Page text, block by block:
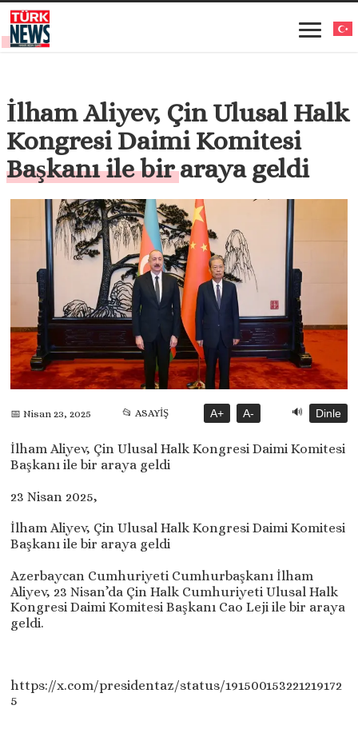
İlham Aliyev, Çin Ulusal Halk
Kongresi Daimi Komitesi
Başkanı ile bir araya geldi
📅 Nisan 23, 2025 📂 ASAYİŞ A+ A- 🔊 Dinle
İlham Aliyev, Çin Ulusal Halk Kongresi Daimi Komitesi
Başkanı ile bir araya geldi
23 Nisan 2025,
İlham Aliyev, Çin Ulusal Halk Kongresi Daimi Komitesi
Başkanı ile bir araya geldi
Azerbaycan Cumhuriyeti Cumhurbaşkanı İlham
Aliyev, 23 Nisan’da Çin Halk Cumhuriyeti Ulusal Halk
Kongresi Daimi Komitesi Başkanı Cao Leji ile bir araya
geldi.
https://x.com/presidentaz/status/191500153221219172
5